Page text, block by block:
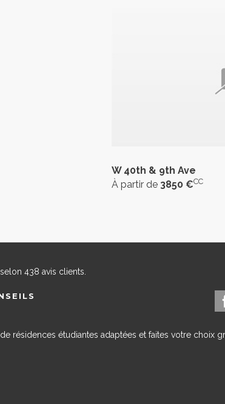
W 40th & 9th Ave
À partir de 3850 €CC
selon 438 avis clients.
résidences étudiantes adaptées et faites votre choix